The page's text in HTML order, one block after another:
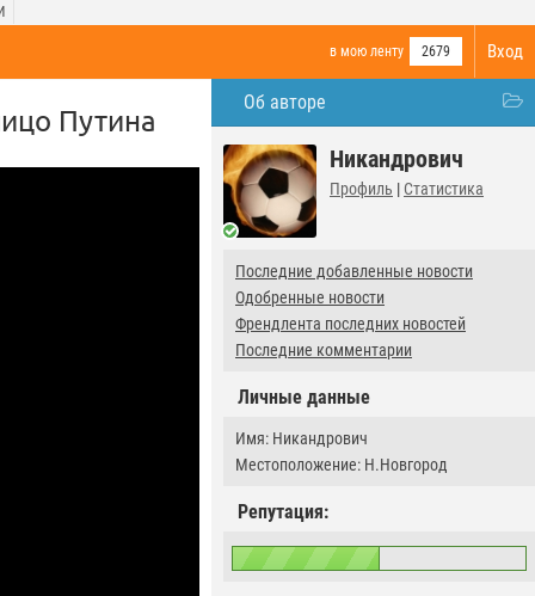
Вход
в мою ленту 2679
Об авторе
Никандрович
Профиль | Статистика
Последние добавленные новости
Одобренные новости
Френдлента последних новостей
Последние комментарии
Личные данные
Имя: Никандрович
Местоположение: Н.Новгород
Репутация:
Путина